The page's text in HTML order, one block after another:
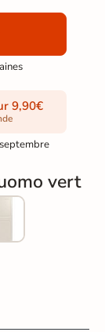
9,90€
vert